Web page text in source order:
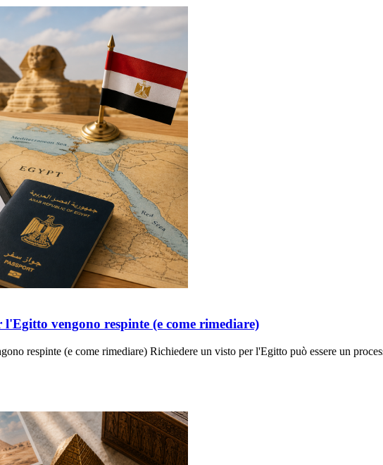
vengono respinte (e come rimediare)
respinte (e come rimediare) Richiedere un visto per l'Egitto può essere un